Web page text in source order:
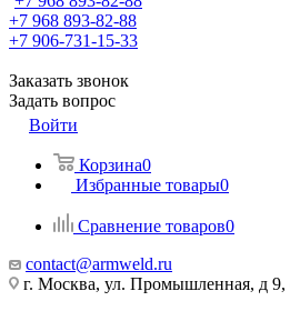
+7 968 893-82-88
+7 906-731-15-33
Заказать звонок
Задать вопрос
Войти
Корзина0
Избранные товары0
Сравнение товаров0
contact@armweld.ru
г. Москва, ул. Промышленная, д 9,